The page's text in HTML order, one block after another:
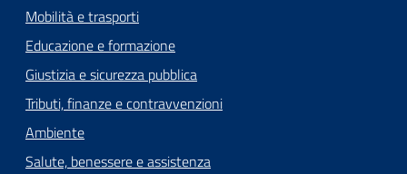
Mobilità e trasporti
Educazione e formazione
Giustizia e sicurezza pubblica
Tributi, finanze e contravvenzioni
Ambiente
Salute, benessere e assistenza